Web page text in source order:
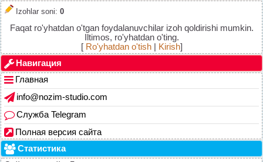
Izohlar soni: 0
Faqat ro'yhatdan o'tgan foydalanuvchilar izoh qoldirishi mumkin.
Iltimos, ro'yhatdan o'ting.
[ Ro'yhatdan o'tish| Kirish]
Навигация
Главная
info@nozim-studio.com
Служба Telegram
Полная версия сайта
Статистика